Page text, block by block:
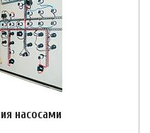
насосами